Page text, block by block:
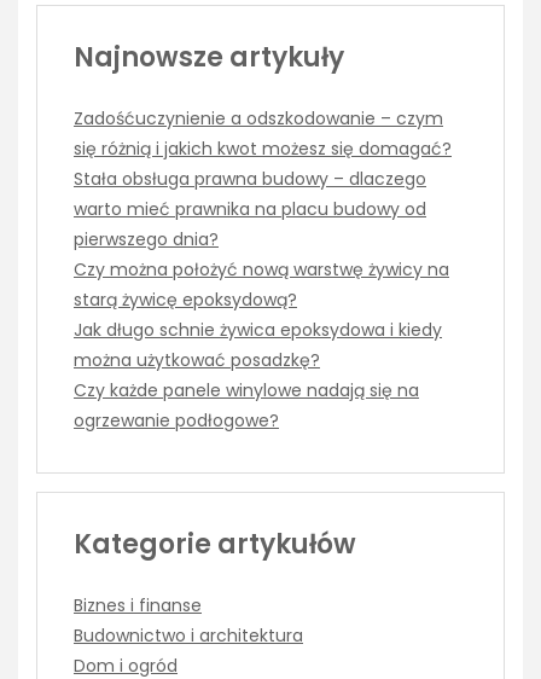
Najnowsze artykuły
Zadośćuczynienie a odszkodowanie – czym
się różnią i jakich kwot możesz się domagać?
Stała obsługa prawna budowy – dlaczego
warto mieć prawnika na placu budowy od
pierwszego dnia?
Czy można położyć nową warstwę żywicy na
starą żywicę epoksydową?
Jak długo schnie żywica epoksydowa i kiedy
można użytkować posadzkę?
Czy każde panele winylowe nadają się na
ogrzewanie podłogowe?
Kategorie artykułów
Biznes i finanse
Budownictwo i architektura
Dom i ogród